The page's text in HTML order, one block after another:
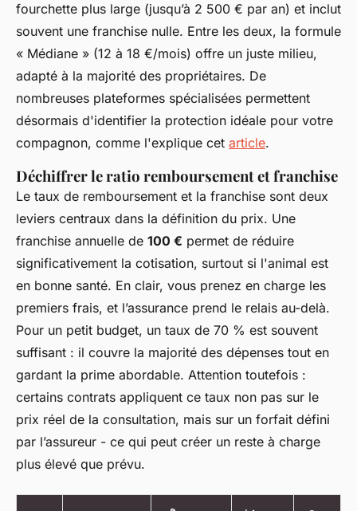
fourchette plus large (jusqu’à 2 500 € par an) et inclut
souvent une franchise nulle. Entre les deux, la formule
« Médiane » (12 à 18 €/mois) offre un juste milieu,
adapté à la majorité des propriétaires. De
nombreuses plateformes spécialisées permettent
désormais d'identifier la protection idéale pour votre
compagnon, comme l'explique cet article.
Déchiffrer le ratio remboursement et franchise
Le taux de remboursement et la franchise sont deux
leviers centraux dans la définition du prix. Une
franchise annuelle de 100 € permet de réduire
significativement la cotisation, surtout si l'animal est
en bonne santé. En clair, vous prenez en charge les
premiers frais, et l’assurance prend le relais au-delà.
Pour un petit budget, un taux de 70 % est souvent
suffisant : il couvre la majorité des dépenses tout en
gardant la prime abordable. Attention toutefois :
certains contrats appliquent ce taux non pas sur le
prix réel de la consultation, mais sur un forfait défini
par l’assureur - ce qui peut créer un reste à charge
plus élevé que prévu.